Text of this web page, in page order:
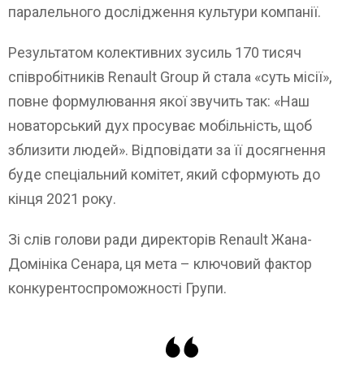
паралельного дослідження культури компанії.
Результатом колективних зусиль 170 тисяч
співробітників Renault Group й стала «суть місії»,
повне формулювання якої звучить так: «Наш
новаторський дух просуває мобільність, щоб
зблизити людей». Відповідати за її досягнення
буде спеціальний комітет, який сформують до
кінця 2021 року.
Зі слів голови ради директорів Renault Жана-
Домініка Сенара, ця мета – ключовий фактор
конкурентоспроможності Групи.